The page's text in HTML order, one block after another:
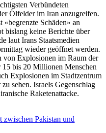
Verbündeten
Ölfelder im Iran anzugreifen.
«begrenzte Schäden» an
bislang keine Berichte über
laut Irans Staatsmedien
wieder geöffnet werden.
von Explosionen im Raum der
15 bis 20 Millionen Menschen
Explosionen im Stadtzentrum
sehen. Israels Gegenschlag
Raketenattacke.
Pakistan und